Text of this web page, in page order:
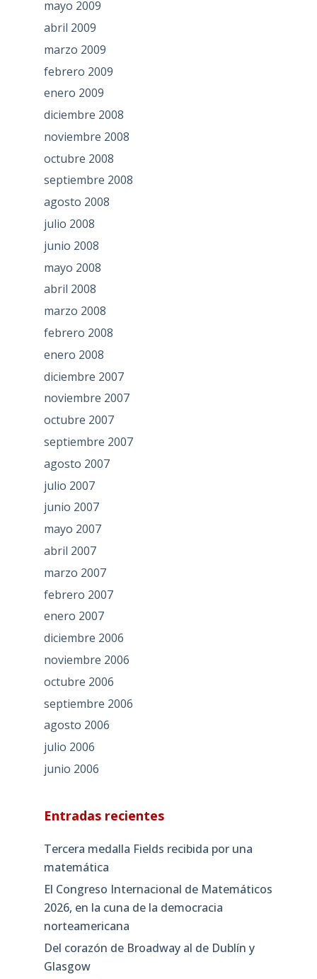
mayo 2009
abril 2009
marzo 2009
febrero 2009
enero 2009
diciembre 2008
noviembre 2008
octubre 2008
septiembre 2008
agosto 2008
julio 2008
junio 2008
mayo 2008
abril 2008
marzo 2008
febrero 2008
enero 2008
diciembre 2007
noviembre 2007
octubre 2007
septiembre 2007
agosto 2007
julio 2007
junio 2007
mayo 2007
abril 2007
marzo 2007
febrero 2007
enero 2007
diciembre 2006
noviembre 2006
octubre 2006
septiembre 2006
agosto 2006
julio 2006
junio 2006
Entradas recientes
Tercera medalla Fields recibida por una
matemática
El Congreso Internacional de Matemáticos
2026, en la cuna de la democracia
norteamericana
Del corazón de Broadway al de Dublín y
Glasgow